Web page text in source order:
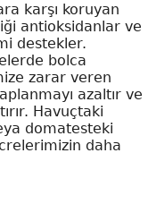
karşı koruyan
antioksidanlar ve
destekler.
bolca
zarar veren
azaltır ve
Havuçtaki
domatesteki
daha